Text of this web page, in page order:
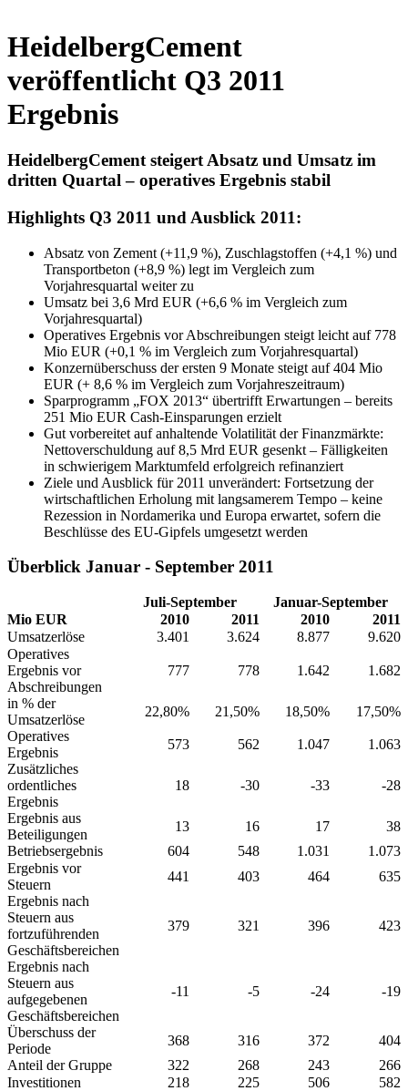
HeidelbergCement
veröffentlicht Q3 2011
Ergebnis
HeidelbergCement steigert Absatz und Umsatz im
dritten Quartal – operatives Ergebnis stabil
Highlights Q3 2011 und Ausblick 2011:
Absatz von Zement (+11,9 %), Zuschlagstoffen (+4,1 %) und
Transportbeton (+8,9 %) legt im Vergleich zum
Vorjahresquartal weiter zu
Umsatz bei 3,6 Mrd EUR (+6,6 % im Vergleich zum
Vorjahresquartal)
Operatives Ergebnis vor Abschreibungen steigt leicht auf 778
Mio EUR (+0,1 % im Vergleich zum Vorjahresquartal)
Konzernüberschuss der ersten 9 Monate steigt auf 404 Mio
EUR (+ 8,6 % im Vergleich zum Vorjahreszeitraum)
Sparprogramm „FOX 2013“ übertrifft Erwartungen – bereits
251 Mio EUR Cash-Einsparungen erzielt
Gut vorbereitet auf anhaltende Volatilität der Finanzmärkte:
Nettoverschuldung auf 8,5 Mrd EUR gesenkt – Fälligkeiten
in schwierigem Marktumfeld erfolgreich refinanziert
Ziele und Ausblick für 2011 unverändert: Fortsetzung der
wirtschaftlichen Erholung mit langsamerem Tempo – keine
Rezession in Nordamerika und Europa erwartet, sofern die
Beschlüsse des EU-Gipfels umgesetzt werden
Überblick Januar - September 2011
Juli-September
Januar-September
Mio EUR
2010 2011 2010
2011
Umsatzerlöse
3.401 3.624 8.877
9.620
Operatives
Ergebnis vor
Abschreibungen
777 778 1.642 1.682
in % der
Umsatzerlöse
22,80% 21,50% 18,50%
17,50%
Operatives
Ergebnis
573 562 1.047
1.063
Zusätzliches
ordentliches
Ergebnis
18 -30 -33 -28
Ergebnis aus
Beteiligungen
13 16 17
38
Betriebsergebnis
604 548 1.031
1.073
Ergebnis vor
Steuern
441 403 464
635
Ergebnis nach
Steuern aus
fortzuführenden
Geschäftsbereichen
379 321 396 423
Ergebnis nach
Steuern aus
aufgegebenen
Geschäftsbereichen
-11 -5 -24 -19
Überschuss der
Periode
368 316 372
404
Anteil der Gruppe
322 268 243
266
Investitionen
218 225 506 582